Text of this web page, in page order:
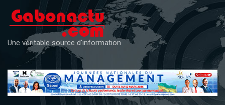
content
Une véritable source d'information